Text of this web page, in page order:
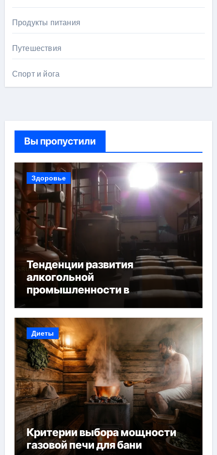
Продукты питания
Путешествия
Спорт и йога
Вы пропустили
Здоровье
Тенденции развития
алкогольной
промышленности в
Диеты
Критерии выбора мощности
газовой печи для бани